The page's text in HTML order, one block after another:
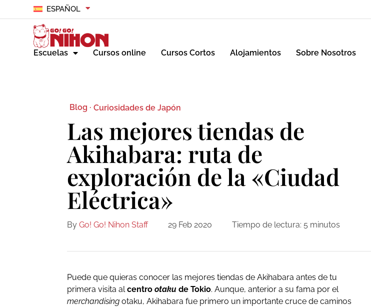
ESPAÑOL
Escuelas Cursos online Cursos Cortos Alojamientos Sobre Nosotros
Blog · Curiosidades de Japón
Las mejores tiendas de
Akihabara: ruta de
exploración de la «Ciudad
Eléctrica»
By Go! Go! Nihon Staff 29 Feb 2020 Tiempo de lectura: 5 minutos
Puede que quieras conocer las mejores tiendas de Akihabara antes de tu
primera visita alcentrootaku de Tokio. Aunque, anterior a su fama por el
merchandising otaku, Akihabara fue primero un importante cruce de caminos